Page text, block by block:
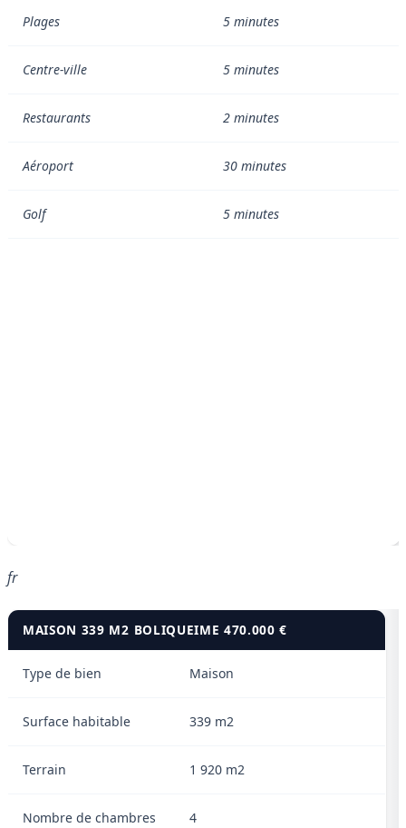
Plages 5 minutes
Centre-ville 5 minutes
Restaurants 2 minutes
Aéroport 30 minutes
Golf 5 minutes
fr
MAISON 339 M2 BOLIQUEIME 470.000 €
Type de bien Maison
Surface habitable 339 m2
Terrain 1 920 m2
Nombre de chambres 4